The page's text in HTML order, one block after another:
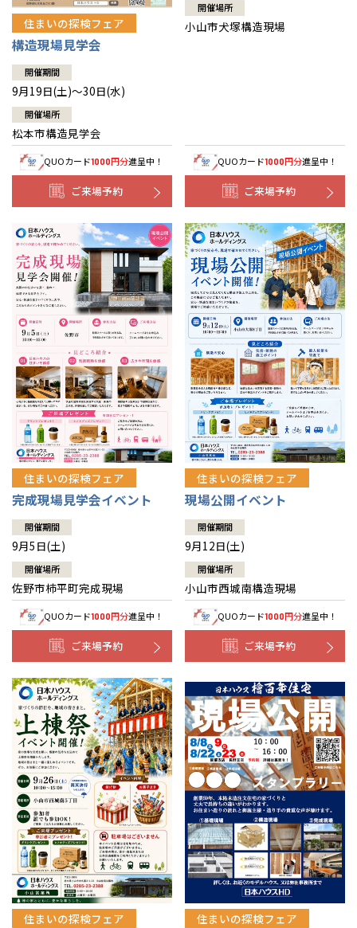
住まいの探検フェア
構造現場見学会
開催期間
9月19日(土)～30日(水)
開催場所
松本市構造見学会
QUOカード1000円分進呈中！
ご来場予約
開催場所
小山市犬塚構造現場
QUOカード1000円分進呈中！
ご来場予約
住まいの探検フェア
完成現場見学会イベント
開催期間
9月5日(土)
開催場所
佐野市柿平町完成現場
QUOカード1000円分進呈中！
ご来場予約
住まいの探検フェア
現場公開イベント
開催期間
9月12日(土)
開催場所
小山市西城南構造現場
QUOカード1000円分進呈中！
ご来場予約
住まいの探検フェア 住まいの探検フェア